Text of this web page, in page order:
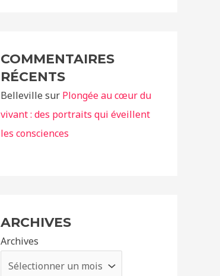
COMMENTAIRES
RÉCENTS
Belleville sur Plongée au cœur du
vivant : des portraits qui éveillent
les consciences
ARCHIVES
Archives